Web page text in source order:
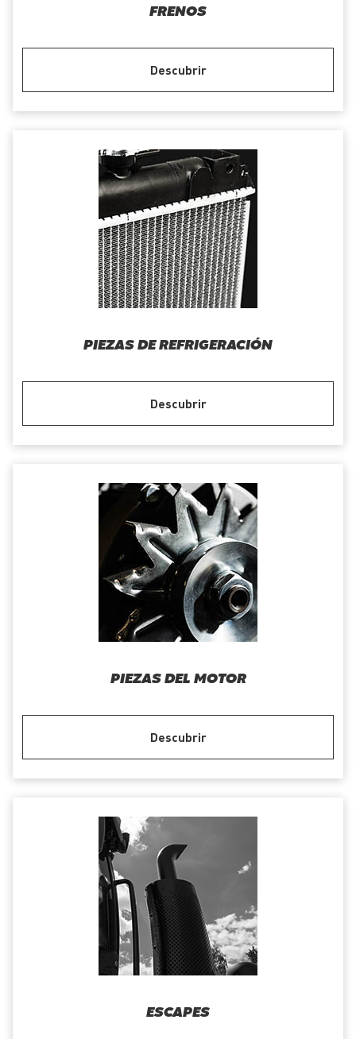
FRENOS
Descubrir
PIEZAS DE REFRIGERACIÓN
Descubrir
PIEZAS DEL MOTOR
Descubrir
ESCAPES